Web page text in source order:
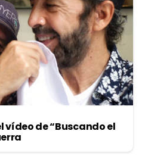
vídeo de “Buscando el